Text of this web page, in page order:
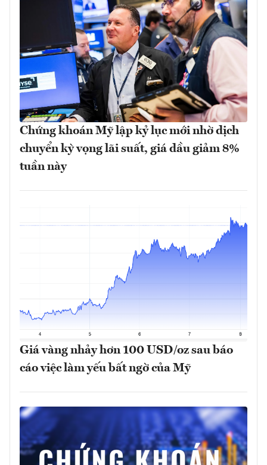
Chứng khoán Mỹ lập kỷ lục mới nhờ dịch
chuyển kỳ vọng lãi suất, giá dầu giảm 8%
tuần này
Giá vàng nhảy hơn 100 USD/oz sau báo
cáo việc làm yếu bất ngờ của Mỹ